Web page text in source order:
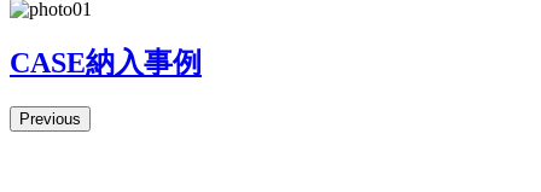
CASE納入事例
Previous